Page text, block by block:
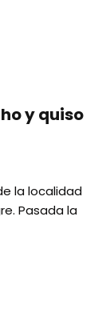
y quiso
la localidad
Pasada la